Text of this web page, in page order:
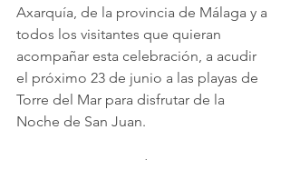
Axarquía, de la provincia de Málaga y a
todos los visitantes que quieran
acompañar esta celebración, a acudir
el próximo 23 de junio a las playas de
Torre del Mar para disfrutar de la
Noche de San Juan.
“Queremos que todos vengan a Torre